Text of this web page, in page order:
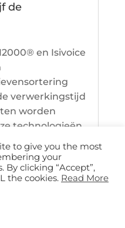
de
en Isivoice
verwerkingstijd
worden
technologieën
en
efficiëntie in
to give you the most
your
By clicking “Accept”,
the cookies. Read More